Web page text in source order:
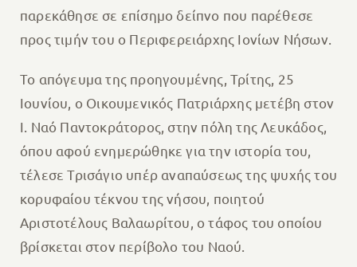
παρεκάθησε σε επίσημο δείπνο που παρέθεσε
προς τιμήν του ο Περιφερειάρχης Ιονίων Νήσων.
Το απόγευμα της προηγουμένης, Τρίτης, 25
Ιουνίου, ο Οικουμενικός Πατριάρχης μετέβη στον
Ι. Ναό Παντοκράτορος, στην πόλη της Λευκάδος,
όπου αφού ενημερώθηκε για την ιστορία του,
τέλεσε Τρισάγιο υπέρ αναπαύσεως της ψυχής του
κορυφαίου τέκνου της νήσου, ποιητού
Αριστοτέλους Βαλαωρίτου, ο τάφος του οποίου
βρίσκεται στον περίβολο του Ναού.